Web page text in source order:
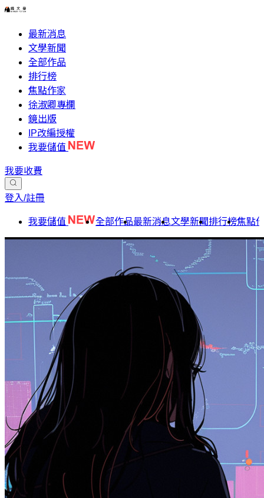
最新消息
文學新聞
全部作品
排行榜
焦點作家
徐淑卿專欄
鏡出版
IP改編授權
我要儲值
我要收費
登入/註冊
我要儲值 全部作品最新消息文學新聞排行榜焦點